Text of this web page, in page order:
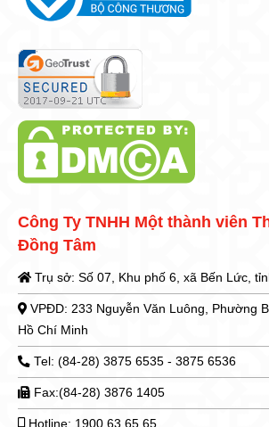
Công Ty TNHH Một thành viên
Đồng Tâm
Trụ sở: Số 07, Khu phố 6, xã Bến Lức,
VPĐD: 233 Nguyễn Văn Luông, Phường
Hồ Chí Minh
Tel: (84-28) 3875 6535 - 3875 6536
Fax:(84-28) 3876 1405
Hotline: 1900 63 65 65